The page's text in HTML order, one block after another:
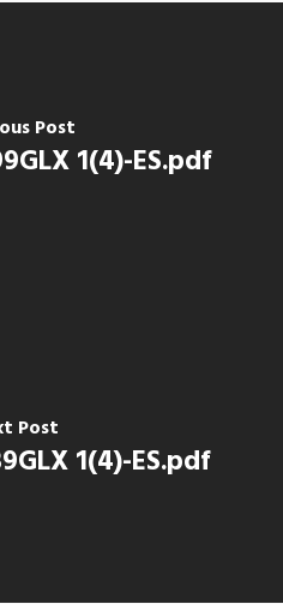
Post
1(4)-ES.pdf
Post
1(4)-ES.pdf